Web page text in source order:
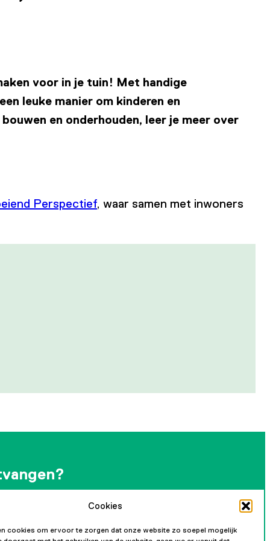
Cookies
cookies om ervoor te zorgen dat onze website zo soepel mogelijk
voor in je tuin! Met handige
leuke manier om kinderen en
en onderhouden, leer je meer over
Perspectief, waar samen met inwoners
nieuwsbrief en blijf op de hoogte van